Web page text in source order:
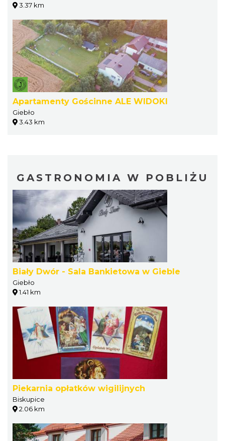
3.37 km
Apartamenty Gościnne ALE WIDOKI
Giebło
3.43 km
GASTRONOMIA W POBLIŻU
Biały Dwór - Sala Bankietowa w Gieble
Giebło
1.41 km
Piekarnia opłatków wigilijnych
Biskupice
2.06 km